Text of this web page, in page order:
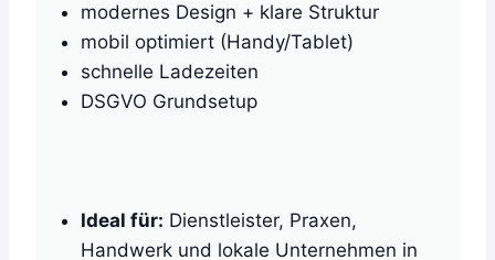
modernes Design + klare Struktur
mobil optimiert (Handy/Tablet)
schnelle Ladezeiten
DSGVO Grundsetup
Ideal für: Dienstleister, Praxen,
Handwerk und lokale Unternehmen in